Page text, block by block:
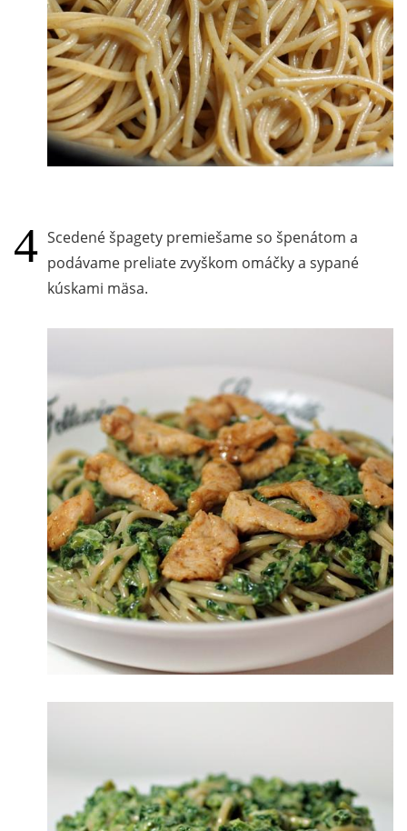
Scedené špagety premiešame so špenátom a
podávame preliate zvyškom omáčky a sypané
kúskami mäsa.